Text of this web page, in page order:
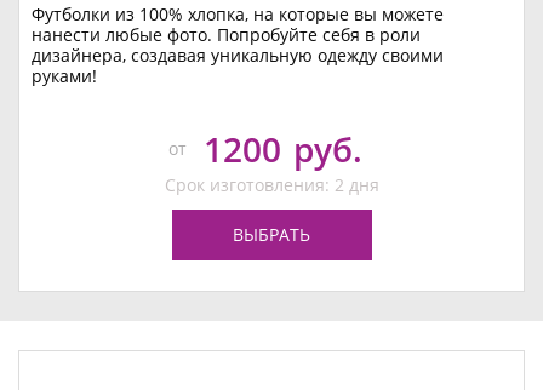
Футболки из 100% хлопка, на которые вы можете
нанести любые фото. Попробуйте себя в роли
дизайнера, создавая уникальную одежду своими
руками!
от 1200 руб.
Срок изготовления: 2 дня
ВЫБРАТЬ